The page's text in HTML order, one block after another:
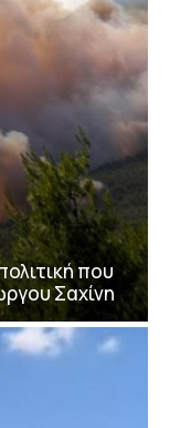
που
Σαχίνη